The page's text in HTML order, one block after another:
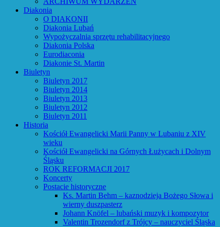
Diakonia
O DIAKONII
Diakonia Lubań
Wypożyczalnia sprzętu rehabilitacyjnego
Diakonia Polska
Eurodiaconia
Diakonie St. Martin
Biuletyn
Biuletyn 2017
Biuletyn 2014
Biuletyn 2013
Biuletyn 2012
Biuletyn 2011
Historia
Kościół Ewangelicki Marii Panny w Lubaniu z XIV
wieku
Kościół Ewangelicki na Górnych Łużycach i Dolnym
Śląsku
ROK REFORMACJI 2017
Koncerty
Postacie historyczne
Ks. Martin Behm – kaznodzieja Bożego Słowa i
wierny duszpasterz
Johann Knöfel – lubański muzyk i kompozytor
Valentin Trozendorf z Trójcy – nauczyciel Śląska